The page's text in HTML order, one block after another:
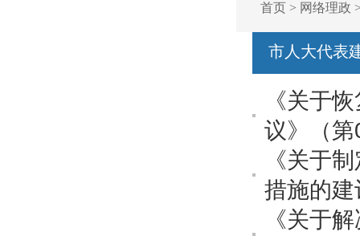
首页> 网络理政
市人大代表
《关于
议》（
《关于
措施的
《关于